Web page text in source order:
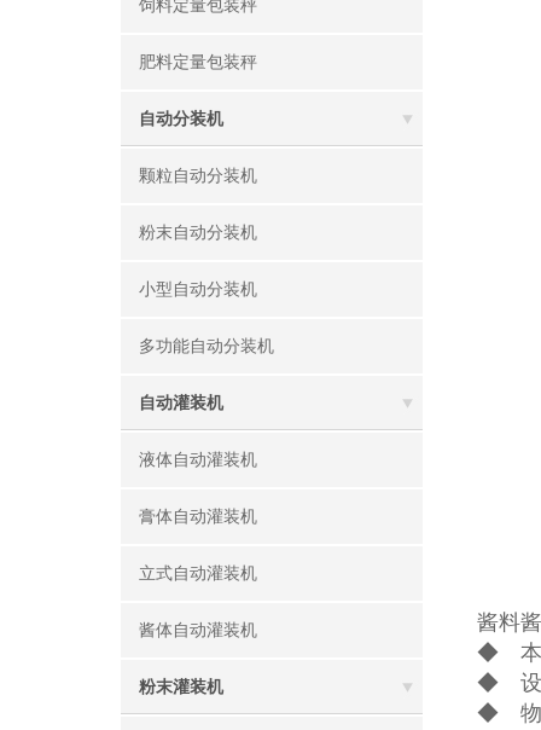
饲料定量包装秤
肥料定量包装秤
自动分装机
颗粒自动分装机
粉末自动分装机
小型自动分装机
多功能自动分装机
自动灌装机
液体自动灌装机
膏体自动灌装机
立式自动灌装机
酱体自动灌装机
粉末灌装机
酱料
◆ 本
◆ 设
◆ 物